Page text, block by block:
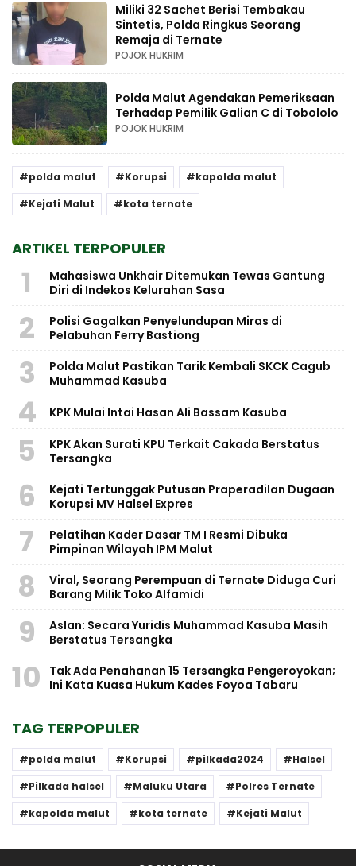
Miliki 32 Sachet Berisi Tembakau
Sintetis, Polda Ringkus Seorang
Remaja di Ternate
POJOK HUKRIM
Polda Malut Agendakan Pemeriksaan
Terhadap Pemilik Galian C di Tobololo
POJOK HUKRIM
polda malut Korupsi
kapolda malut
Kejati Malut
kota ternate
ARTIKEL TERPOPULER
1
Mahasiswa Unkhair Ditemukan Tewas Gantung
Diri di Indekos Kelurahan Sasa
2
Polisi Gagalkan Penyelundupan Miras di
Pelabuhan Ferry Bastiong
3
Polda Malut Pastikan Tarik Kembali SKCK Cagub
Muhammad Kasuba
4 KPK Mulai Intai Hasan Ali Bassam Kasuba
5
KPK Akan Surati KPU Terkait Cakada Berstatus
Tersangka
6
Kejati Tertunggak Putusan Praperadilan Dugaan
Korupsi MV Halsel Expres
7
Pelatihan Kader Dasar TM I Resmi Dibuka
Pimpinan Wilayah IPM Malut
8
Viral, Seorang Perempuan di Ternate Diduga Curi
Barang Milik Toko Alfamidi
9
Aslan: Secara Yuridis Muhammad Kasuba Masih
Berstatus Tersangka
10
Tak Ada Penahanan 15 Tersangka Pengeroyokan;
Ini Kata Kuasa Hukum Kades Foyoa Tabaru
TAG TERPOPULER
polda malut Korupsi pilkada2024
Halsel
Pilkada halsel
Maluku Utara
Polres Ternate
kapolda malut
kota ternate Kejati Malut